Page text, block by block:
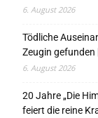
6. August 2026
Tödliche
Zeugin gefunden
6. August 2026
20 Jahre „Die
feiert die reine